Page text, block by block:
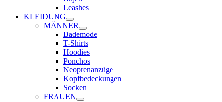
Leashes
KLEIDUNG
MÄNNER
Bademode
T-Shirts
Hoodies
Ponchos
Neoprenanzüge
Kopfbedeckungen
Socken
FRAUEN